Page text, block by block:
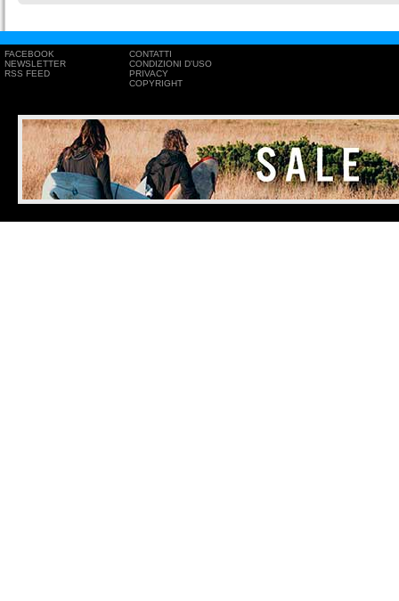
FACEBOOK
NEWSLETTER
RSS FEED
CONTATTI
CONDIZIONI D'USO
PRIVACY
COPYRIGHT